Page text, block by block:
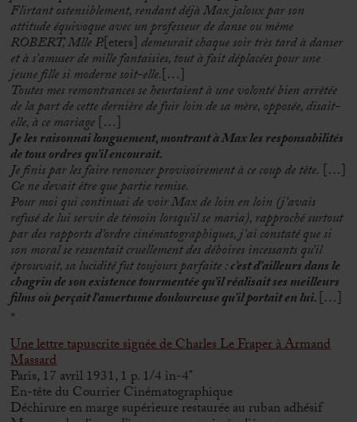
Flirtant ostensiblement, rendant déjà Max jaloux par son
attitude équivoque avec un professeur de danse ou même
ROBERT, Mlle P.[eters] demeurait chaque soir très tard à danser
et à s’amuser de mille fantaisies, tout à fait déplacées pour une
jeune fille si moderne soit-elle.[…]
Toutes mes remontrances se heurtaient à une volonté bien arrêtée
de la part de cette dernière de fuir loin de sa mère, opposée, disait-
elle, à ce mariage […]
Je les raisonnai longuement, montrant à Max les responsabilités
de tous ordres qu’il encourait.
Je finis par les faire renoncer provisoirement à ce coup de tête. […]
Ce ne devait être que partie remise.
Pour moi qui continuai de voir Max de loin en loin (j’avais
refusé de lui servir de témoin lorsqu’il se maria), rapproché surtout
par des rapports d’ordre cinématographiques, j’ai constaté que si
son moral se ressentait cruellement des déboires incessants qu’il
éprouvait, sa lucidité fut toujours parfaite :c’est d’ailleurs dans le
chagrin de son existence tourmentée qu’il réalisait ses meilleurs
films où perçait l’amertume douloureuse qu’il portait en lui.[…]
»
Une lettre tapuscrite signée de Charles Le Fraper à Armand
Massard
Paris, 17 avril 1931, 1 p. 1/4 in-4°
En-tête du Courrier Cinématographique
Déchirure en marge supérieure restaurée au ruban adhésif